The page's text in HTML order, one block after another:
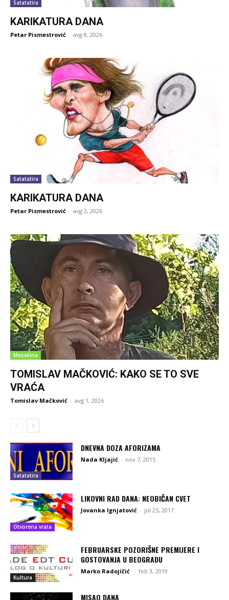
Satatatira
KARIKATURA DANA
Petar Pismestrović - avg 8, 2026
Satatatira
KARIKATURA DANA
Petar Pismestrović - avg 2, 2026
Mesečina
TOMISLAV MAČKOVIĆ: KAKO SE TO SVE
VRAĆA
Tomislav Mačković - avg 1, 2026
Satatatira
DNEVNA DOZA AFORIZAMA
Nada Kljajić - nov 7, 2015
Otvorena vrata
LIKOVNI RAD DANA: NEOBIČAN CVET
Jovanka Ignjatović - jul 25, 2017
Kultura
FEBRUARSKE POZORIŠNE PREMIJERE I
GOSTOVANJA U BEOGRADU
Marko Radojičić - feb 3, 2019
MISAO DANA